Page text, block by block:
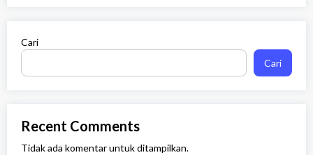
Cari
Cari
Recent Comments
Tidak ada komentar untuk ditampilkan.